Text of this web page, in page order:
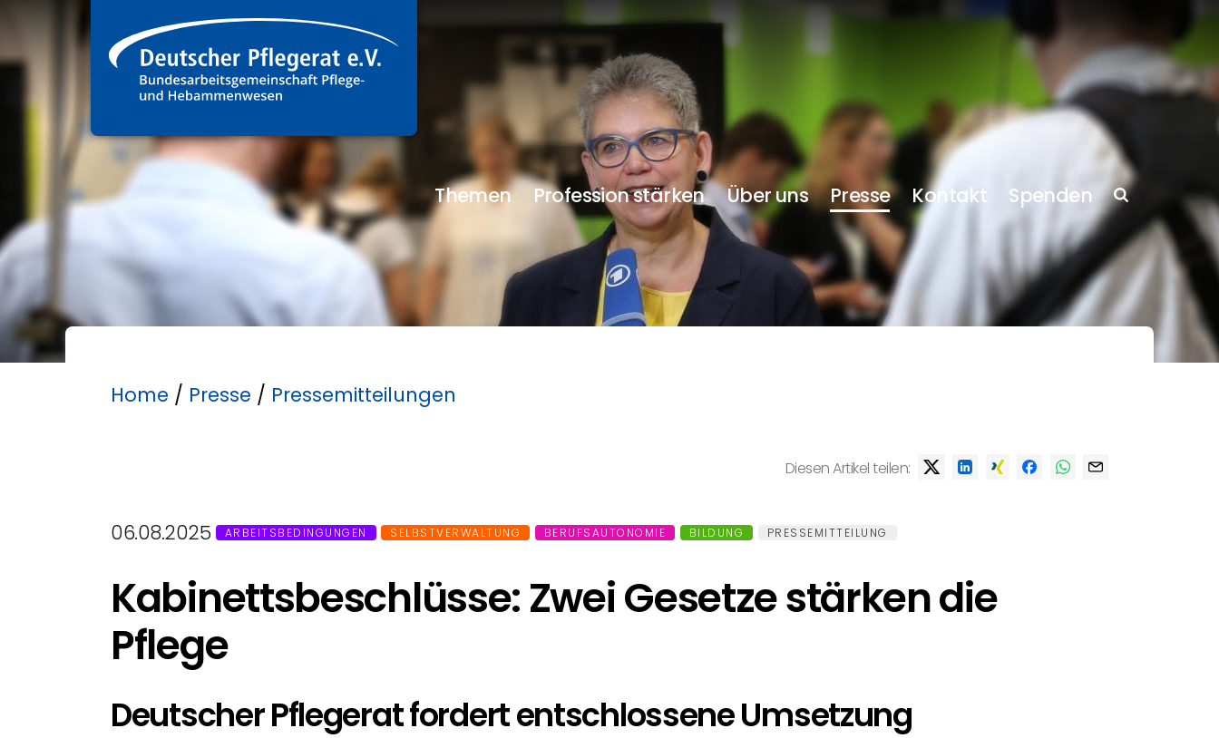
Themen Profession stärken Über uns Presse Kontakt Spenden
Home / Presse / Pressemitteilungen
Diesen Artikel teilen:
06.08.2025 ARBEITSBEDINGUNGEN SELBSTVERWALTUNG BERUFSAUTONOMIE BILDUNG PRESSEMITTEILUNG
Kabinettsbeschlüsse: Zwei Gesetze stärken die
Pflege
Deutscher Pflegerat fordert entschlossene Umsetzung